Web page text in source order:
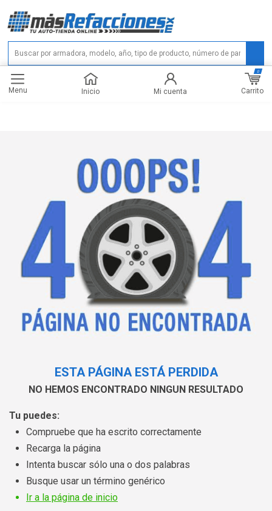
Menu Inicio Mi cuenta Carrito
0
ESTA PÁGINA ESTÁ PERDIDA
NO HEMOS ENCONTRADO NINGUN RESULTADO
Tu puedes:
Compruebe que ha escrito correctamente
Recarga la página
Intenta buscar sólo una o dos palabras
Busque usar un término genérico
Ir a la página de inicio